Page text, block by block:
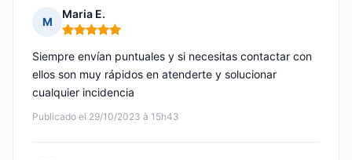
M
Maria E.
Nota: 5 de 5
Publicado el 29/10/2023 à 15h43
Siempre envían puntuales y si necesitas contactar con
ellos son muy rápidos en atenderte y solucionar
cualquier incidencia